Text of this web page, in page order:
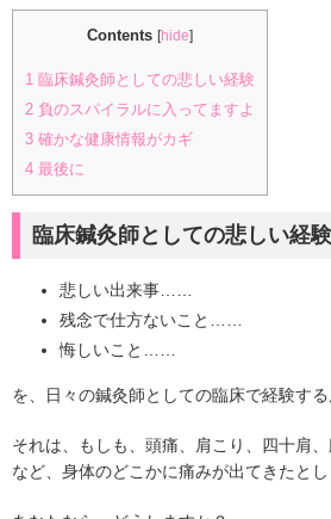
Contents [hide]
1 臨床鍼灸師としての悲しい経験
2 負のスパイラルに入ってますよ
3 確かな健康情報がカギ
4 最後に
臨床鍼灸師としての悲しい経験
悲しい出来事……
残念で仕方ないこと……
悔しいこと……
を、日々の鍼灸師としての臨床で経験する
それは、もしも、頭痛、肩こり、四十肩
など、身体のどこかに痛みが出てきたとし